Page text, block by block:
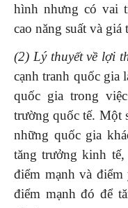
hình nhưng có vai
cao năng suất và giá
(2) Lý thuyết về lợi
cạnh tranh quốc gia
quốc gia trong
trường quốc tế. Một
những quốc gia
tăng trưởng kinh
điểm mạnh và
điểm mạnh đó để